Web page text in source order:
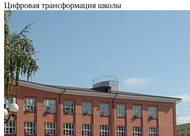
Цифровая трансформация школы